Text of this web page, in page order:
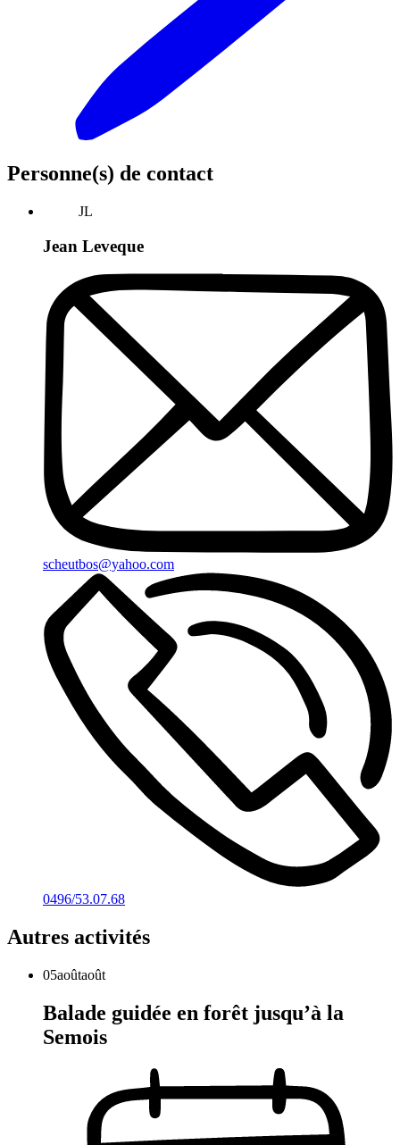
Personne(s) de contact
JL
Jean Leveque
scheutbos@yahoo.com
0496/53.07.68
Autres activités
05aoûtaoût
Balade guidée en forêt jusqu’à la
Semois